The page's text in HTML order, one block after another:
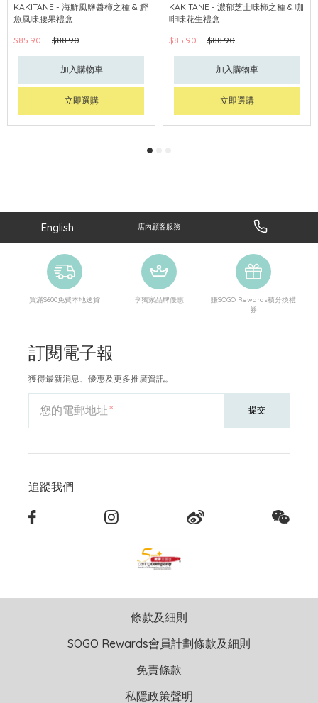
KAKITANE - 海鮮風鹽醬柿之種 & 鰹
魚風味腰果禮盒
$85.90
$88.90
加入購物車
立即選購
KAKITANE - 濃郁芝士味柿之種 & 咖
啡味花生禮盒
$85.90
$88.90
加入購物車
立即選購
English 店內顧客服務
買滿$600免費本地送貨 享獨家品牌優惠
賺SOGO Rewards積分換禮
券
訂閱電子報
獲得最新消息、優惠及更多推廣資訊。
您的電郵地址 提交
追蹤我們
條款及細則
SOGO Rewards會員計劃條款及細則
免責條款
私隱政策聲明